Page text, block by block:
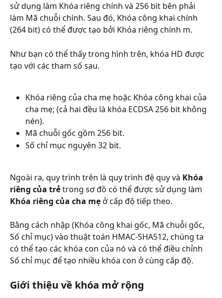
sử dụng làm Khóa riêng chính và 256 bit bên phải
làm Mã chuỗi chính. Sau đó, Khóa công khai chính
(264 bit) có thể được tạo bởi Khóa riêng chính m.
Như bạn có thể thấy trong hình trên, khóa HD được
tạo với các tham số sau.
Khóa riêng của cha mẹ hoặc Khóa công khai của
cha mẹ; (cả hai đều là khóa ECDSA 256 bit không
nén).
Mã chuỗi gốc gồm 256 bit.
Số chỉ mục nguyên 32 bit.
Ngoài ra, quy trình trên là quy trình đệ quy và Khóa
riêng của trẻ trong sơ đồ có thể được sử dụng làm
Khóa riêng của cha mẹ ở cấp độ tiếp theo.
Bằng cách nhập (Khóa công khai gốc, Mã chuỗi gốc,
Số chỉ mục) vào thuật toán HMAC-SHA512, chúng ta
có thể tạo các khóa con của nó và có thể điều chỉnh
Số chỉ mục để tạo nhiều khóa con ở cùng cấp độ.
Giới thiệu về khóa mở rộng